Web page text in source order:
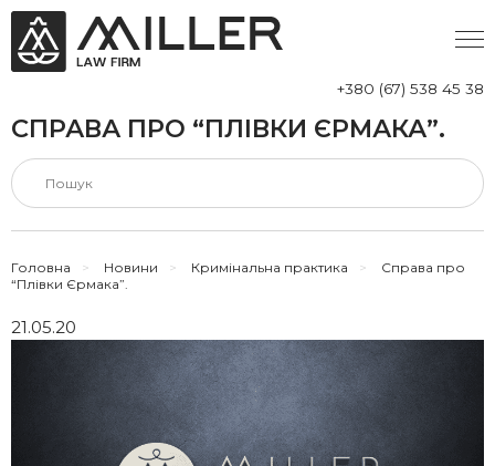
+380 (67) 538 45 38
СПРАВА ПРО “ПЛІВКИ ЄРМАКА”.
Головна > Новини > Кримінальна практика >
Справа про
“Плівки Єрмака”.
21.05.20